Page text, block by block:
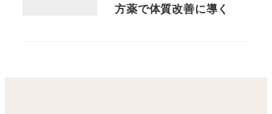
方薬で体質改善に導く